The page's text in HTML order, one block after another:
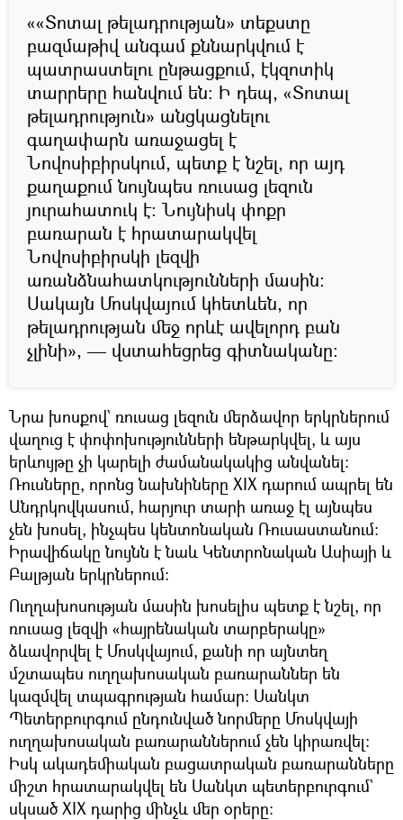
««Տոտալ թելադրության» տեքստը
բազմաթիվ անգամ քննարկվում է
պատրաստելու ընթացքում, էկզոտիկ
տարրերը հանվում են։ Ի դեպ, «Տոտալ
թելադրություն» անցկացնելու
գաղափարն առաջացել է
Նովոսիբիրսկում, պետք է նշել, որ այդ
քաղաքում նույնպես ռուսաց լեզուն
յուրահատուկ է։ Նույնիսկ փոքր
բառարան է հրատարակվել
Նովոսիբիրսկի լեզվի
առանձնահատկությունների մասին։
Սակայն Մոսկվայում կհետևեն, որ
թելադրության մեջ որևէ ավելորդ բան
չլինի», — վստահեցրեց գիտնականը։
Նրա խոսքով` ռուսաց լեզուն մերձավոր երկրներում
վաղուց է փոփոխությունների ենթարկվել, և այս
երևույթը չի կարելի ժամանակակից անվանել։
Ռուսները, որոնց նախնիները XIX դարում ապրել են
Անդրկովկասում, հարյուր տարի առաջ էլ այնպես
չեն խոսել, ինչպես կենտոնական Ռուսաստանում։
Իրավիճակը նույնն է նաև Կենտրոնական Ասիայի և
Բալթյան երկրներում։
Ուղղախոսության մասին խոսելիս պետք է նշել, որ
ռուսաց լեզվի «հայրենական տարբերակը»
ձևավորվել է Մոսկվայում, քանի որ այնտեղ
մշտապես ուղղախոսական բառարաններ են
կազմվել տպագրության համար։ Սանկտ
Պետերբուրգում ընդունված նորմերը Մոսկվայի
ուղղախոսական բառարաններում չեն կիրառվել։
Իսկ ակադեմիական բացատրական բառարանները
միշտ հրատարակվել են Սանկտ պետերբուրգում`
սկսած XIX դարից մինչև մեր օրերը։